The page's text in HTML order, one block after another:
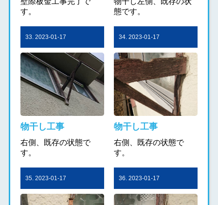
す。
態です。
33. 2023-01-17
物干し工事
右側、既存の状態で
す。
34. 2023-01-17
物干し工事
右側、既存の状態で
す。
35. 2023-01-17 36. 2023-01-17